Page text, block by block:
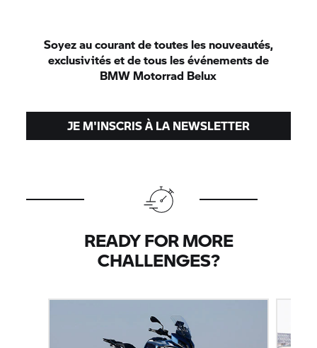
Soyez au courant de toutes les nouveautés,
exclusivités et de tous les événements de
BMW Motorrad Belux
JE M'INSCRIS À LA NEWSLETTER
READY FOR MORE
CHALLENGES?